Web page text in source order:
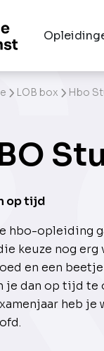
LOB box Hbo
op tijd
hbo-opleiding
keuze nog erg
en een
je dan op tijd te
heb je